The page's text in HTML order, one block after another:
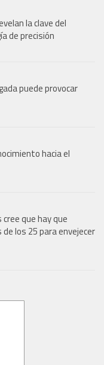
la clave del
de precisión
puede provocar
hacia el
que hay que
los 25 para envejecer